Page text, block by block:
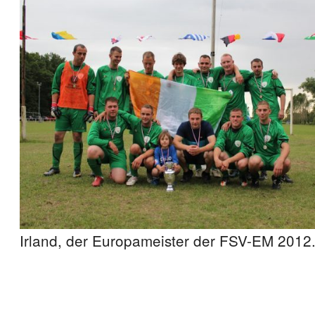
Irland, der Europameister der FSV-EM 2012.